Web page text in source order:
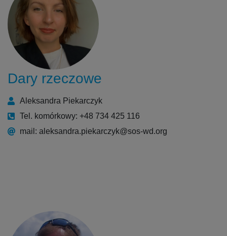
Dary rzeczowe
Aleksandra Piekarczyk
Tel. komórkowy: +48 734 425 116
mail: aleksandra.piekarczyk@sos-wd.org